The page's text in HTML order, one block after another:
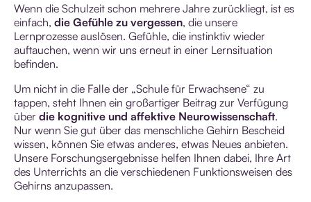
Wenn die Schulzeit schon mehrere Jahre zurückliegt, ist es
einfach, die Gefühle zu vergessen, die unsere
Lernprozesse auslösen. Gefühle, die instinktiv wieder
auftauchen, wenn wir uns erneut in einer Lernsituation
befinden.
Um nicht in die Falle der „Schule für Erwachsene“ zu
tappen, steht Ihnen ein großartiger Beitrag zur Verfügung
über die kognitive und affektive Neurowissenschaft.
Nur wenn Sie gut über das menschliche Gehirn Bescheid
wissen, können Sie etwas anderes, etwas Neues anbieten.
Unsere Forschungsergebnisse helfen Ihnen dabei, Ihre Art
des Unterrichts an die verschiedenen Funktionsweisen des
Gehirns anzupassen.